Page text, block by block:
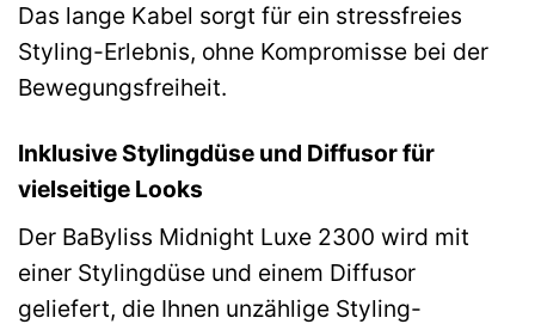
Das lange Kabel sorgt für ein stressfreies
Styling-Erlebnis, ohne Kompromisse bei der
Bewegungsfreiheit.
Inklusive Stylingdüse und Diffusor für
vielseitige Looks
Der BaByliss Midnight Luxe 2300 wird mit
einer Stylingdüse und einem Diffusor
geliefert, die Ihnen unzählige Styling-